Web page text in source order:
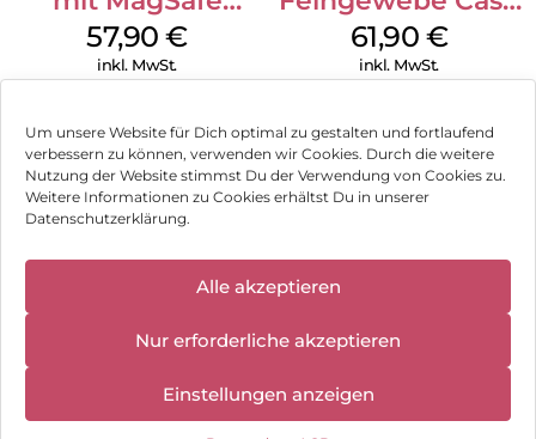
Um unsere Website für Dich optimal zu gestalten und fortlaufend
verbessern zu können, verwenden wir Cookies. Durch die weitere
Nutzung der Website stimmst Du der Verwendung von Cookies zu.
Weitere Informationen zu Cookies erhältst Du in unserer
Datenschutzerklärung.
Alle akzeptieren
Nur erforderliche akzeptieren
Einstellungen anzeigen
iPhone 14 Pro
(PRODUCT)RED
57,90€
inkl. MwSt.
iPhone 15 Pro
MagSafe Schwarz
61,90 €
inkl. MwSt.
Impressum
Hinweis zur Batterieentsorgung
Newsletter
geschlossen:
10.08.2026 -
18.08.2026
Können wir Dir behilflich sein?